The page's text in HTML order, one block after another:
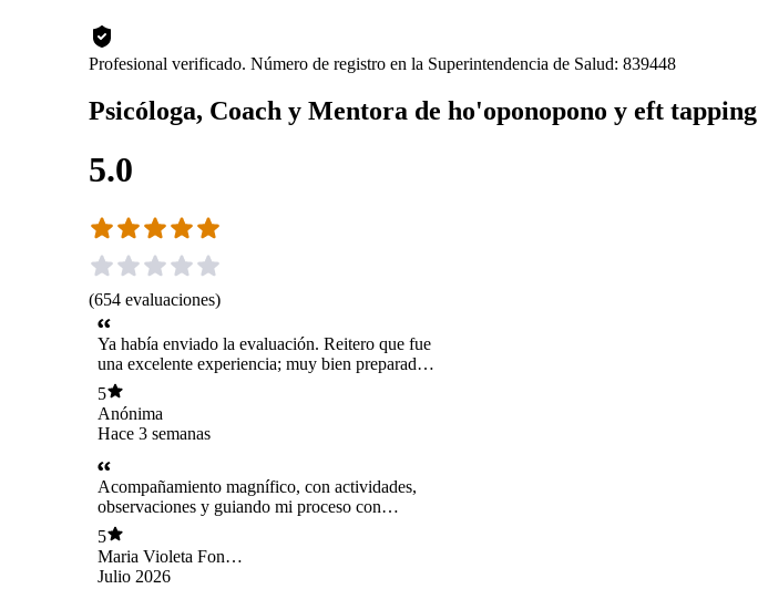
Profesional verificado. Número de registro en la Superintendencia de Salud: 839448
Psicóloga, Coach y Mentora de ho'oponopono y eft tapping
5.0
(654 evaluaciones)
Ya había enviado la evaluación. Reitero que fue
una excelente experiencia; muy bien preparada
con anticipación al encuentro, y muy
profesional. ¡Mil Gracias!
5
Anónima
Hace 3 semanas
Acompañamiento magnífico, con actividades,
observaciones y guiando mi proceso con
maestría. GRACIAS LUZ
5
Maria Violeta Fons
Moreno
Julio 2026